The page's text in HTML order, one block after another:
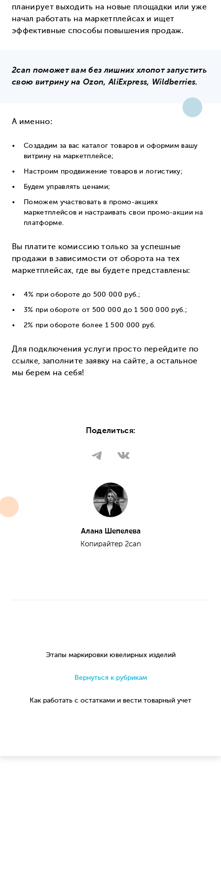
планирует выходить на новые площадки или уже
начал работать на маркетплейсах и ищет
эффективные способы повышения продаж.
2can поможет вам без лишних хлопот запустить
свою витрину на Ozon, AliExpress, Wildberries.
А именно:
Создадим за вас каталог товаров и оформим вашу
витрину на маркетплейсе;
Настроим продвижение товаров и логистику;
Будем управлять ценами;
Поможем участвовать в промо-акциях
маркетплейсов и настраивать свои промо-акции на
платформе.
Вы платите комиссию только за успешные
продажи в зависимости от оборота на тех
маркетплейсах, где вы будете представлены:
4% при обороте до 500 000 руб.;
3% при обороте от 500 000 до 1 500 000 руб.;
2% при обороте более 1 500 000 руб.
Для подключения услуги просто перейдите по
ссылке, заполните заявку на сайте, а остальное
мы берем на себя!
Поделиться:
Алана Шепелева
Копирайтер 2can
Этапы маркировки ювелирных изделий
Вернуться к рубрикам
Как работать с остатками и вести товарный учет